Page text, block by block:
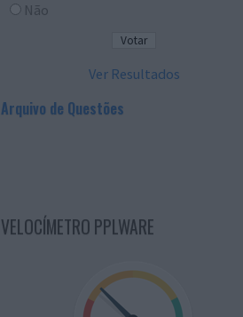
Não
Ver Resultados
Arquivo de Questões
VELOCÍMETRO PPLWARE